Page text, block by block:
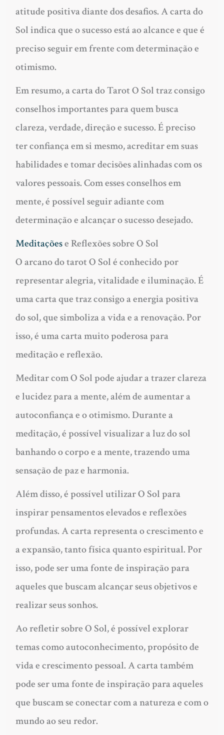
atitude positiva diante dos desafios. A carta do
Sol indica que o sucesso está ao alcance e que é
preciso seguir em frente com determinação e
otimismo.
Em resumo, a carta do Tarot O Sol traz consigo
conselhos importantes para quem busca
clareza, verdade, direção e sucesso. É preciso
ter confiança em si mesmo, acreditar em suas
habilidades e tomar decisões alinhadas com os
valores pessoais. Com esses conselhos em
mente, é possível seguir adiante com
determinação e alcançar o sucesso desejado.
Meditaçõese Reflexões sobre O Sol
O arcano do tarot O Sol é conhecido por
representar alegria, vitalidade e iluminação. É
uma carta que traz consigo a energia positiva
do sol, que simboliza a vida e a renovação. Por
isso, é uma carta muito poderosa para
meditação e reflexão.
Meditar com O Sol pode ajudar a trazer clareza
e lucidez para a mente, além de aumentar a
autoconfiança e o otimismo. Durante a
meditação, é possível visualizar a luz do sol
banhando o corpo e a mente, trazendo uma
sensação de paz e harmonia.
Além disso, é possível utilizar O Sol para
inspirar pensamentos elevados e reflexões
profundas. A carta representa o crescimento e
a expansão, tanto física quanto espiritual. Por
isso, pode ser uma fonte de inspiração para
aqueles que buscam alcançar seus objetivos e
realizar seus sonhos.
Ao refletir sobre O Sol, é possível explorar
temas como autoconhecimento, propósito de
vida e crescimento pessoal. A carta também
pode ser uma fonte de inspiração para aqueles
que buscam se conectar com a natureza e com o
mundo ao seu redor.